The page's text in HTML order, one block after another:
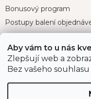
Aby vám to u nás
Zlepšují web a
Bez vašeho
Bonusový program
Postupy balení
Nejčastější dotazy
Reklamace
Obchodní podmínky